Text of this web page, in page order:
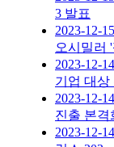
3 발표
2023-12-15
오시밀러
2023-12-14
기업 대
2023-12-14
진출 본격
2023-12-14